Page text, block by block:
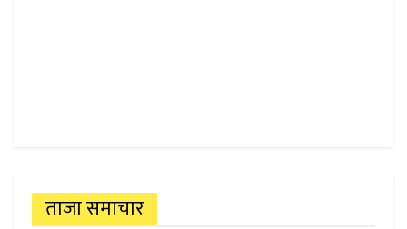
ताजा समाचार